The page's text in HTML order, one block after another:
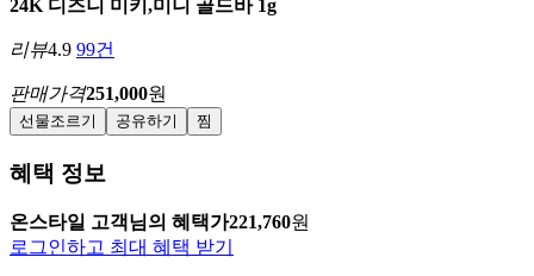
24K 디즈니 미키,미니 골드바 1g
리뷰4.9 99건
판매가격251,000원
선물조르기 공유하기 찜
혜택 정보
온스타일 고객님의 혜택가221,760원
로그인하고 최대 혜택 받기